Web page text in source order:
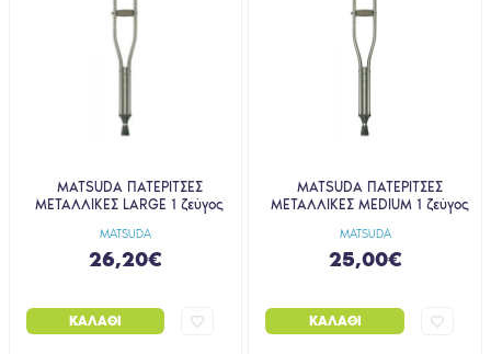
MATSUDA
MATSUDA ΠΑΤΕΡΙΤΣΕΣ
ΜΕΤΑΛΛΙΚΕΣ LARGE 1 ζεύγος
26,20€
ΚΑΛΆΘΙ
MATSUDA
MATSUDA ΠΑΤΕΡΙΤΣΕΣ
ΜΕΤΑΛΛΙΚΕΣ MEDIUM 1 ζεύγος
25,00€
ΚΑΛΆΘΙ